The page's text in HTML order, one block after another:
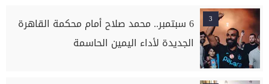
3
6 سبتمبر.. محمد صلاح أمام محكمة القاهرة
الجديدة لأداء اليمين الحاسمة